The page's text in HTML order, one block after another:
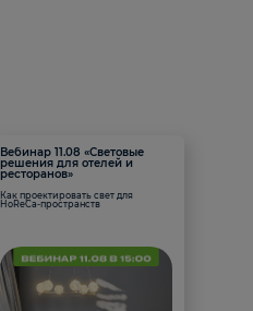
Вебинар 11.08 «Световые
решения для отелей и
ресторанов»
Как проектировать свет для
HoReCa-пространств